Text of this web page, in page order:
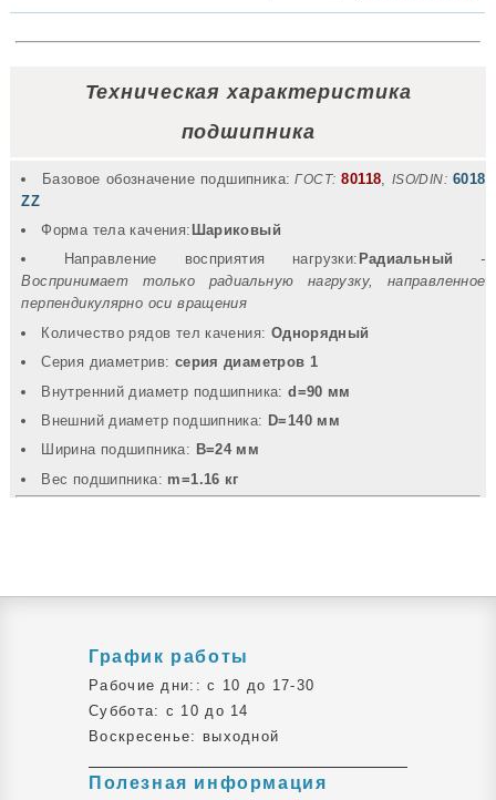
Техническая характеристика
подшипника
Базовое обозначение подшипника: ГОСТ: 80118 ISO/DIN: 6018
ZZ
Форма тела качения: Шариковый
Направление восприятия нагрузки: Радиальный
-
Воспринимает только радиальную нагрузку, направленное
перпендикулярно оси вращения
Количество рядов тел качения: Однорядный
Серия диаметрив: серия диаметров 1
Внутренний диаметр подшипника:d=90 мм
Внешний диаметр подшипника: D=140 мм
Ширина подшипника: B=24 мм
Вec подшипника: m=1.16 кг
График работы
Рабочие дни:: c 10 до 17-30
Суббота: c 10 до 14
Воскресенье: выходной
Полезная информация